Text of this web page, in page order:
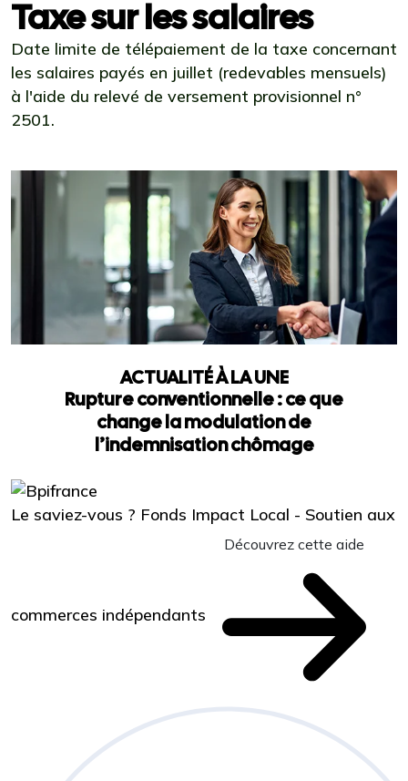
Taxe sur les salaires
Date limite de télépaiement de la taxe concernant
les salaires payés en juillet (redevables mensuels)
à l'aide du relevé de versement provisionnel n°
2501.
ACTUALITÉ À LA UNE
Rupture conventionnelle : ce que
change la modulation de
l’indemnisation chômage
Le saviez-vous ? Fonds Impact Local - Soutien aux
commerces indépendants
Découvrez cette aide